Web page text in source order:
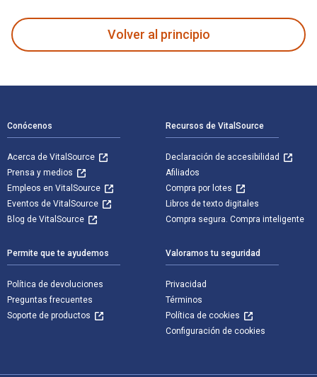
Volver al principio
Conócenos
Acerca de VitalSource
Prensa y medios
Empleos en VitalSource
Eventos de VitalSource
Blog de VitalSource
Recursos de VitalSource
Declaración de accesibilidad
Afiliados
Compra por lotes
Libros de texto digitales
Compra segura. Compra inteligente
Permite que te ayudemos
Política de devoluciones
Preguntas frecuentes
Soporte de productos
Valoramos tu seguridad
Privacidad
Términos
Política de cookies
Configuración de cookies